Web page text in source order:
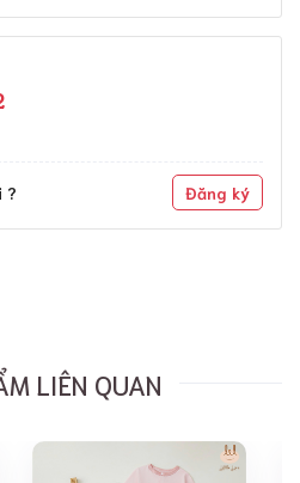
? Đăng ký
LIÊN QUAN